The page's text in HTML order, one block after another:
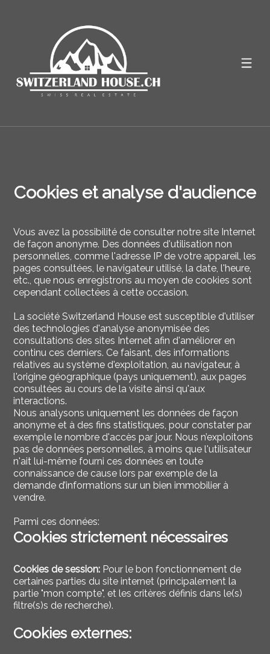
Cookies et analyse d'audience
Vous avez la possibilité de consulter notre site Internet
de façon anonyme. Des données d'utilisation non
personnelles, comme l'adresse IP de votre appareil, les
pages consultées, le navigateur utilisé, la date, l'heure,
etc., que nous enregistrons au moyen de cookies sont
cependant collectées à cette occasion.
La société Switzerland House est susceptible d'utiliser
des technologies d'analyse anonymisée des
consultations des sites Internet afin d'améliorer en
continu ces derniers. Ce faisant, des informations
relatives au système d'exploitation, au navigateur, à
l'origine géographique (pays uniquement), aux pages
consultées au cours de la visite ainsi qu'aux
interactions.
Nous analysons uniquement les données de façon
anonyme et à des fins statistiques, pour constater par
exemple le nombre d'accès par jour. Nous n’exploitons
pas de données personnelles, à moins que l'utilisateur
n'ait lui-même fourni ces données en toute
connaissance de cause lors par exemple de la
demande d’informations sur un bien immobilier à
vendre.
Parmi ces données:
Cookies strictement nécessaires
Cookies de session: Pour le bon fonctionnement de
certaines parties du site internet (principalement la
partie "mon compte", et les critères définis dans le(s)
filtre(s)s de recherche).
Cookies externes: